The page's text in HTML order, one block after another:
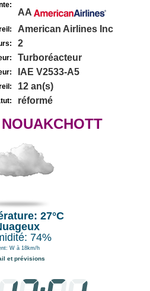
AA
American Airlines Inc
2
Turboréacteur
IAE V2533-A5
12 an(s)
réformé
27°C
74%
W à 18km/h
et prévisions